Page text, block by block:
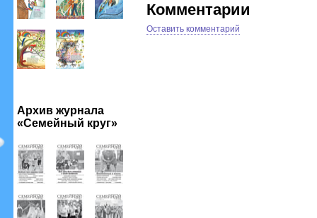
Архив журнала
«Семейный круг»
Комментарии
Оставить комментарий